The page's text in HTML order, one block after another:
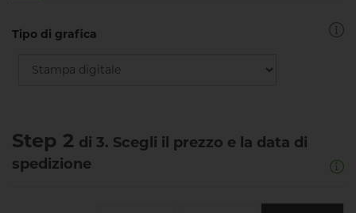
Tipo di grafica
Step 2 di 3. Scegli il prezzo e la data di
spedizione